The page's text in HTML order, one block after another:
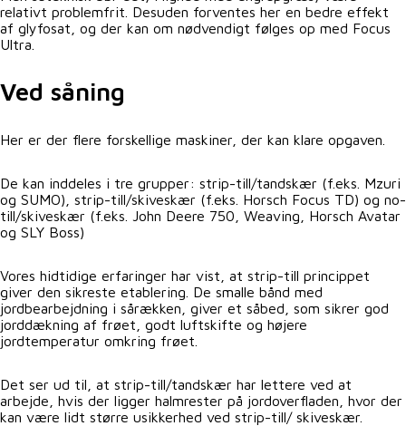
relativt problemfrit. Desuden forventes her en bedre effekt
af glyfosat, og der kan om nødvendigt følges op med Focus
Ultra.
Ved såning
Her er der flere forskellige maskiner, der kan klare opgaven.
De kan inddeles i tre grupper: strip-till/tandskær (f.eks. Mzuri
og SUMO), strip-till/skiveskær (f.eks. Horsch Focus TD) og no-
till/skiveskær (f.eks. John Deere 750, Weaving, Horsch Avatar
og SLY Boss)
Vores hidtidige erfaringer har vist, at strip-till princippet
giver den sikreste etablering. De smalle bånd med
jordbearbejdning i sårækken, giver et såbed, som sikrer god
jorddækning af frøet, godt luftskifte og højere
jordtemperatur omkring frøet.
Det ser ud til, at strip-till/tandskær har lettere ved at
arbejde, hvis der ligger halmrester på jordoverfladen, hvor der
kan være lidt større usikkerhed ved strip-till/ skiveskær.